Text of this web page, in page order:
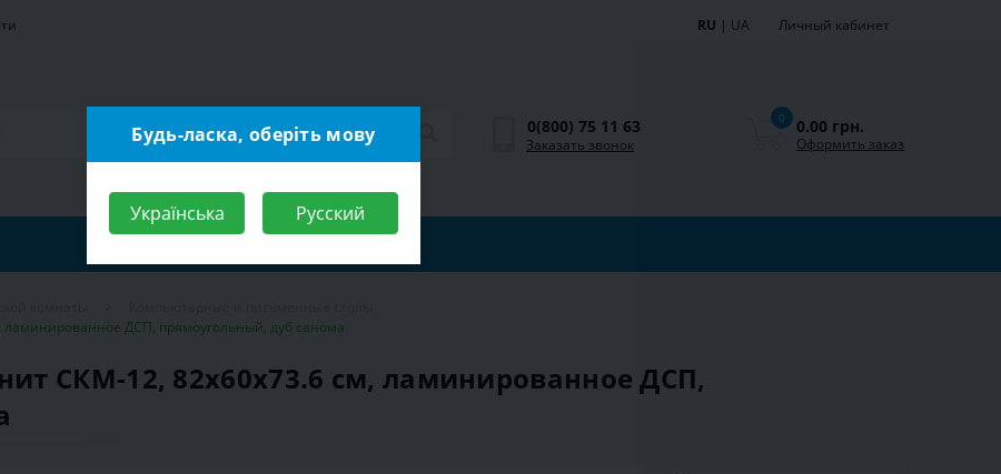
RU | UA Личный кабинет
0(800) 75 11 63
Заказать звонок
0 0.00 грн.
Оформить заказ
ДСП, прямоугольный, дуб санома
СКМ-12, 82х60х73.6 см, ламинированное ДСП,
Будь-ласка, оберіть мову
Українська Русский